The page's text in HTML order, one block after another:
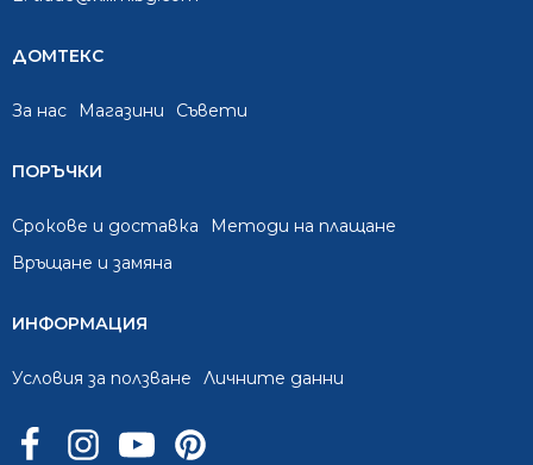
ДОМТЕКС
За нас Mагазини Съвети
ПОРЪЧКИ
Срокове и доставка
Методи на плащане
Връщане и замяна
ИНФОРМАЦИЯ
Условия за ползване Личните данни